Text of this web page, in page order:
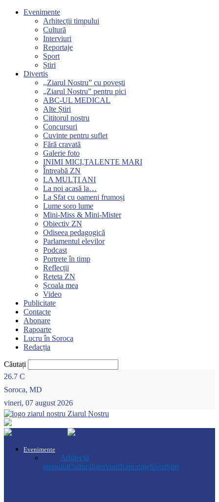
Evenimente
Arhitecții timpului
Cultură
Interviuri
Reportaje
Sport
Știri
Divertis
,,Ziarul Nostru” cu povești
„Ziarul Nostru” pentru pici
ABC-UL MEDICAL
Alte Știri
Cititorul nostru
Concursuri
Cuvinte pentru suflet
Fără cravată
Galerie foto
INIMI MICI,TALENTE MARI
Întreabă ZN
LA MULŢI ANI
La noi acasă la…
La Sfat cu oameni frumoși
Lume soro lume
Mini-Miss & Mini-Mister
Obiectiv ZN
Odiseea pedagogică
Parlamentul elevilor
Podcast
Portrete în timp
Reflecții
Reteta ZN
Școala mea
Video
Publicitate
Contacte
Abonare
Rapoarte
Lucru în Soroca
Redacția
Căutați
26.7 C
Soroca, MD
vineri, 07 august 2026
Ziarul Nostru
Evenimente
Arhitecții
timpuluiCulturăInterviuriReportajeSportȘtiri